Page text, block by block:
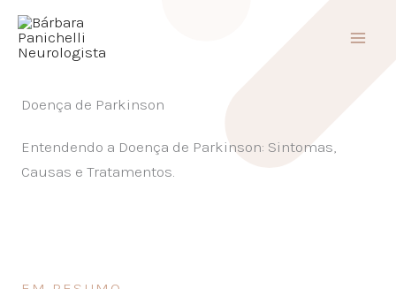
para
Doença de Parkinson
Entendendo a Doença de Parkinson: Sintomas,
Causas e Tratamentos.